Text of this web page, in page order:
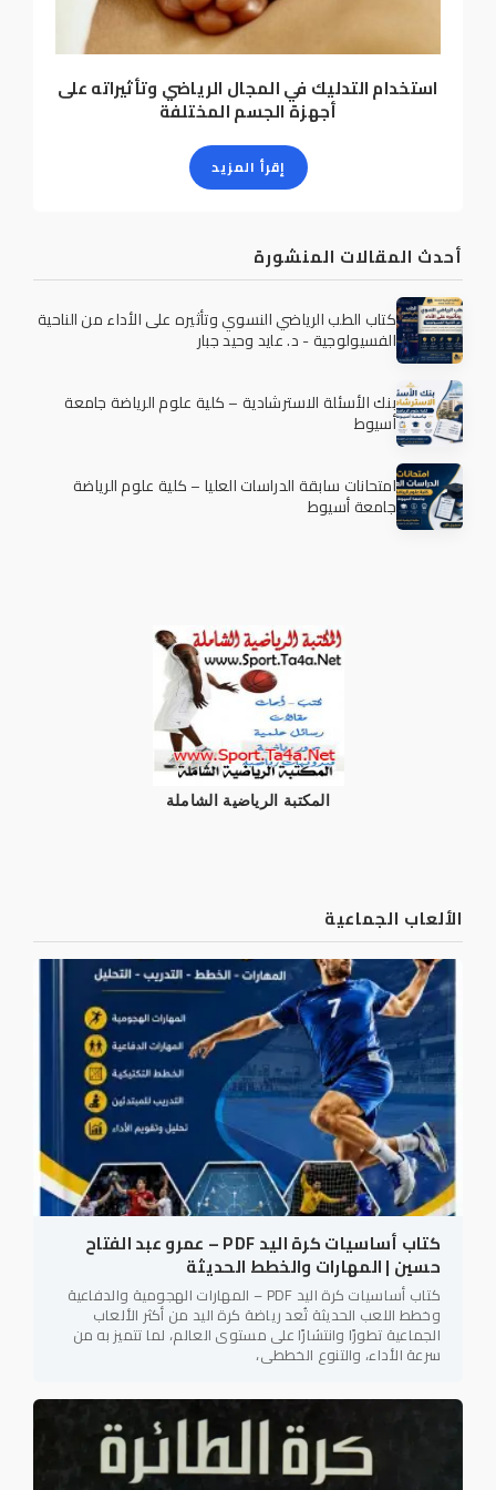
استخدام التدليك في المجال الرياضي وتأثيراته على
أجهزة الجسم المختلفة
إقرأ المزيد
أحدث المقالات المنشورة
كتاب الطب الرياضي النسوي وتأثيره على الأداء من الناحية
الفسيولوجية - د. عايد وحيد جبار
بنك الأسئلة الاسترشادية – كلية علوم الرياضة جامعة
أسيوط
امتحانات سابقة الدراسات العليا – كلية علوم الرياضة
جامعة أسيوط
المكتبة الرياضية الشاملة
الألعاب الجماعية
كتاب أساسيات كرة اليد PDF – عمرو عبد الفتاح
حسين | المهارات والخطط الحديثة
كتاب أساسيات كرة اليد PDF – المهارات الهجومية والدفاعية
وخطط اللعب الحديثة تُعد رياضة كرة اليد من أكثر الألعاب
الجماعية تطورًا وانتشارًا على مستوى العالم، لما تتميز به من
سرعة الأداء، والتنوع الخططي،